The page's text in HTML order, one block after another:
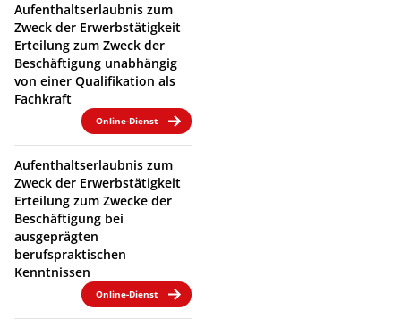
Aufenthaltserlaubnis zum
Zweck der Erwerbstätigkeit
Erteilung zum Zweck der
Beschäftigung unabhängig
von einer Qualifikation als
Fachkraft
Online-Dienst
Aufenthaltserlaubnis zum
Zweck der Erwerbstätigkeit
Erteilung zum Zwecke der
Beschäftigung bei
ausgeprägten
berufspraktischen
Kenntnissen
Online-Dienst